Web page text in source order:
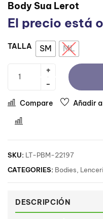
Body Sua Lerot
El precio está
TALLA SM ML
Compare Añadir
SKU: LT-PBM-22197
CATEGORIES: Bodies
DESCRIPCIÓN